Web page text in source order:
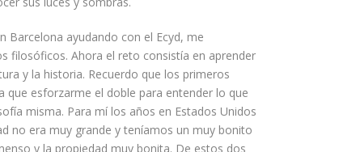
Barcelona ayudando con el Ecyd, me
filosóficos. Ahora el reto consistía en aprender
y la historia. Recuerdo que los primeros
que esforzarme el doble para entender lo que
misma. Para mí los años en Estados Unidos
no era muy grande y teníamos un muy bonito
y la propiedad muy bonita. De estos dos